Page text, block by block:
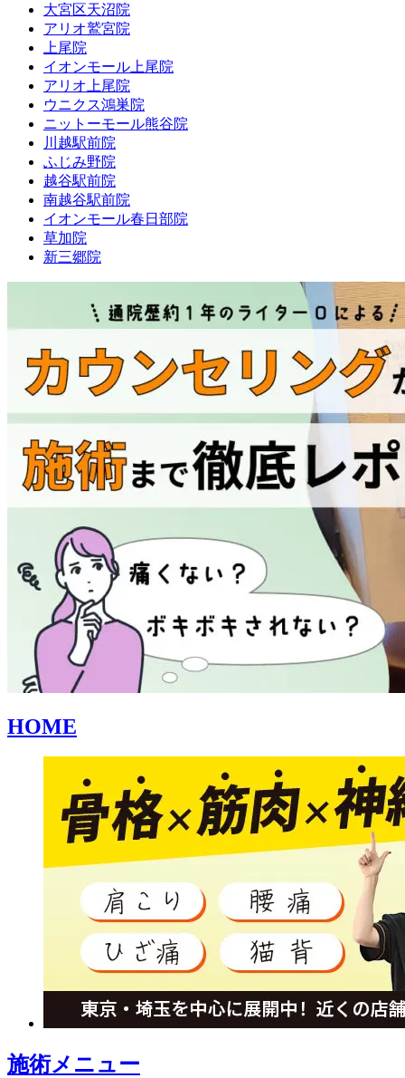
大宮区天沼院
アリオ鷲宮院
上尾院
イオンモール上尾院
アリオ上尾院
ウニクス鴻巣院
ニットーモール熊谷院
川越駅前院
ふじみ野院
越谷駅前院
南越谷駅前院
イオンモール春日部院
草加院
新三郷院
HOME
施術メニュー